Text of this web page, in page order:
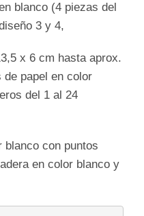
blanco (4 piezas del
3 y 4,
x 6 cm hasta aprox.
papel en color
del 1 al 24
blanco con puntos
en color blanco y